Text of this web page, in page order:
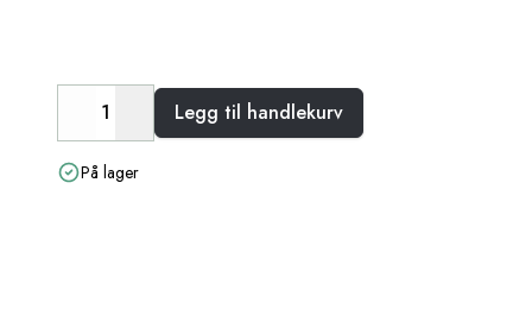
DecreaseIncreaseLegg til handlekurv
På lager